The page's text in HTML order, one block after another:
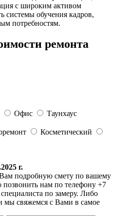
с широким активом
системы обучения кадров,
потребностям.
ремонта
Офис
Таунхаус
Косметический
г.
подробную смету по вашему
нам по телефону +7
по замеру. Либо
мы свяжемся с Вами в самое